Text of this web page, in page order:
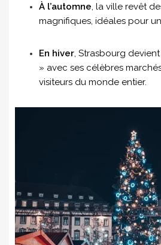
À l’automne, la ville revêt
magnifiques, idéales pour
En hiver, Strasbourg
» avec ses célèbres
visiteurs du monde entier.